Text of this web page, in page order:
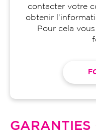
contacter votre
obtenir
Pour cela
GARANTIES